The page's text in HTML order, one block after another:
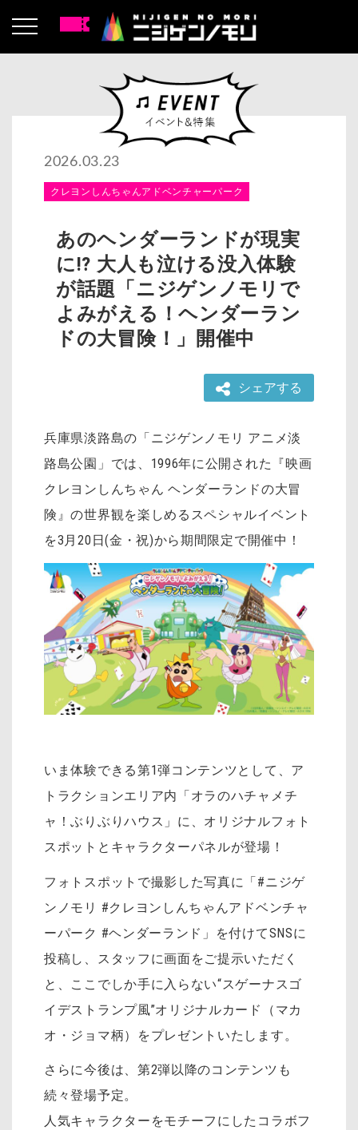
2026.03.23
クレヨンしんちゃんアドベンチャーパーク
あのヘンダーランドが現実
に!? 大人も泣ける没入体験
が話題「ニジゲンノモリで
よみがえる！ヘンダーラン
ドの大冒険！」開催中
シェアする
兵庫県淡路島の「ニジゲンノモリ アニメ淡
路島公園」では、1996年に公開された『映画
クレヨンしんちゃん ヘンダーランドの大冒
険』の世界観を楽しめるスペシャルイベント
を3月20日(金・祝)から期間限定で開催中！
いま体験できる第1弾コンテンツとして、ア
トラクションエリア内「オラのハチャメチ
ャ！ぶりぶりハウス」に、オリジナルフォト
スポットとキャラクターパネルが登場！
フォトスポットで撮影した写真に「#ニジゲ
ンノモリ #クレヨンしんちゃんアドベンチャ
ーパーク #ヘンダーランド」を付けてSNSに
投稿し、スタッフに画面をご提示いただく
と、ここでしか手に入らない“スゲーナスゴ
イデストランプ風”オリジナルカード（マカ
オ・ジョマ柄）をプレゼントいたします。
さらに今後は、第2弾以降のコンテンツも
続々登場予定。
人気キャラクターをモチーフにしたコラボフ